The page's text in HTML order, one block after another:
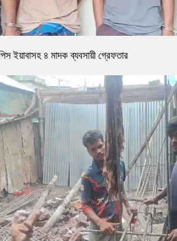
ইয়াবাসহ ৪ মাদক ব্যবসায়ী গ্রেফতার